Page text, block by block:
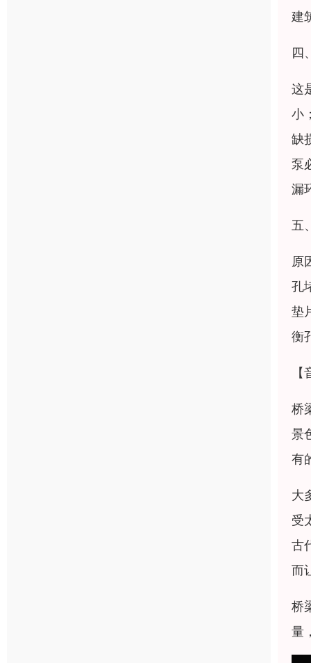
建
四
这
小
缺
泵
漏
五
原
孔
垫
衡
桥
景
有
大
受
古
而
桥
量